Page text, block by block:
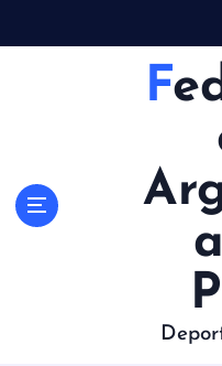
Federaci